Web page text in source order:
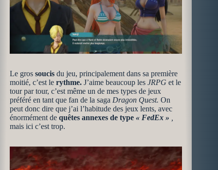
Le gros soucis du jeu, principalement dans sa première
moitié, c’est le rythme. J’aime beaucoup les JRPG et le
tour par tour, c’est même un de mes types de jeux
préféré en tant que fan de la saga Dragon Quest. On
peut donc dire que j’ai l’habitude des jeux lents, avec
énormément de quêtes annexes de type « FedEx »
mais ici c’est trop.